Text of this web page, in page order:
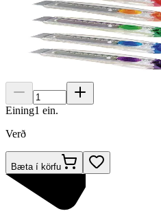
Eining1 ein.
Verð
Bæta í körfu